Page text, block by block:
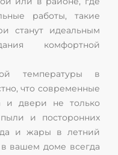
работы, такие
станут идеальным
комфортной
температуры в
что современные
и двери не только
и посторонних
и жары в летний
вашем доме всегда